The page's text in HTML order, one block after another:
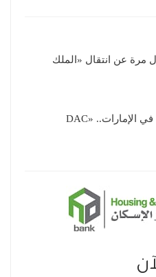
مرة عن انتقال «الملك
بخبرة تمتد لأكثر من 20 عامًا في الإمارات.. «DAC